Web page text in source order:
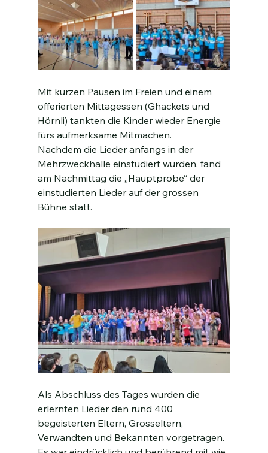
Mit kurzen Pausen im Freien und einem
offerierten Mittagessen (Ghackets und
Hörnli) tankten die Kinder wieder Energie
fürs aufmerksame Mitmachen.
Nachdem die Lieder anfangs in der
Mehrzweckhalle einstudiert wurden, fand
am Nachmittag die „Hauptprobe“ der
einstudierten Lieder auf der grossen
Bühne statt.
Als Abschluss des Tages wurden die
erlernten Lieder den rund 400
begeisterten Eltern, Grosseltern,
Verwandten und Bekannten vorgetragen.